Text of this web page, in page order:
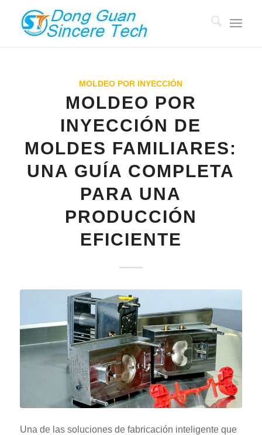
MOLDEO POR INYECCIÓN
MOLDEO POR
INYECCIÓN DE
MOLDES FAMILIARES:
UNA GUÍA COMPLETA
PARA UNA
PRODUCCIÓN
EFICIENTE
Una de las soluciones de fabricación inteligente que